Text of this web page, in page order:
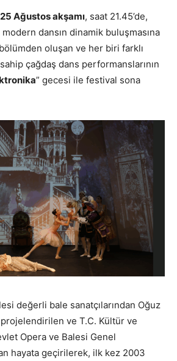
Ağustos akşamı, saat 21.45’de,
dansın dinamik buluşmasına
oluşan ve her biri farklı
çağdaş dans performanslarının
” gecesi ile festival sona
değerli bale sanatçılarından Oğuz
ve T.C. Kültür ve
Opera ve Balesi Genel
hayata geçirilerek, ilk kez 2003